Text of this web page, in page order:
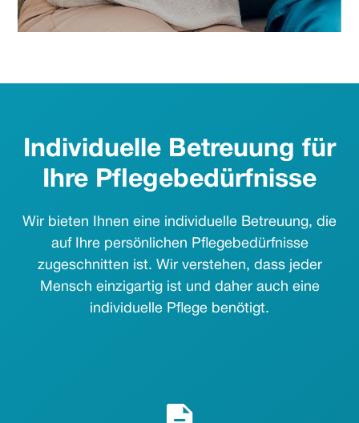
Individuelle Betreuung für
Ihre Pflegebedürfnisse
Wir bieten Ihnen eine individuelle Betreuung, die
auf Ihre persönlichen Pflegebedürfnisse
zugeschnitten ist. Wir verstehen, dass jeder
Mensch einzigartig ist und daher auch eine
individuelle Pflege benötigt.